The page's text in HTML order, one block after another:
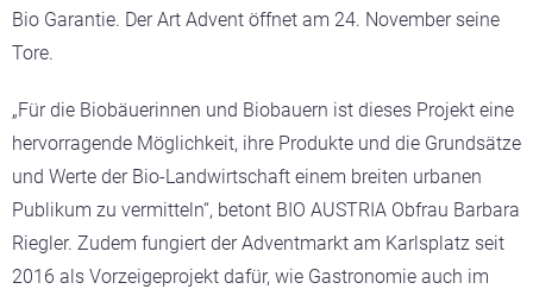
Bio Garantie. Der Art Advent öffnet am 24. November seine
Tore.
„Für die Biobäuerinnen und Biobauern ist dieses Projekt eine
hervorragende Möglichkeit, ihre Produkte und die Grundsätze
und Werte der Bio-Landwirtschaft einem breiten urbanen
Publikum zu vermitteln“, betont BIO AUSTRIA Obfrau Barbara
Riegler. Zudem fungiert der Adventmarkt am Karlsplatz seit
2016 als Vorzeigeprojekt dafür, wie Gastronomie auch im